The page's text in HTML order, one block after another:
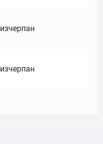
изчерпан
изчерпан